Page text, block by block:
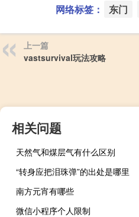
网络标签： 东门
上一篇
vastsurvival玩法攻略
相关问题
天然气和煤层气有什么区别
“转身应把泪珠弹”的出处是哪里
南方元宵有哪些
微信小程序个人限制